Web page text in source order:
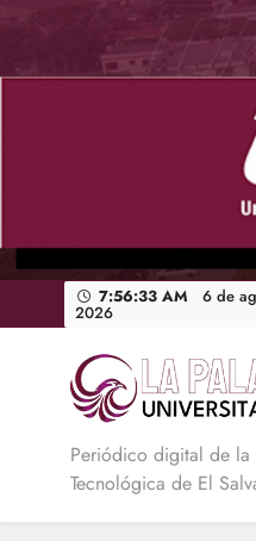
contenido
7:56:34 AM 6 de
2026
La Palabra
Periódico digital de la
Tecnológica de El